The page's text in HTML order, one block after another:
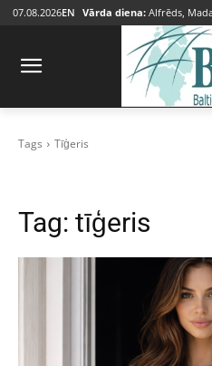
07.08.2026EN Vārda diena: Alfrēds,
Tags Tīģeris
Tag: tīģeris